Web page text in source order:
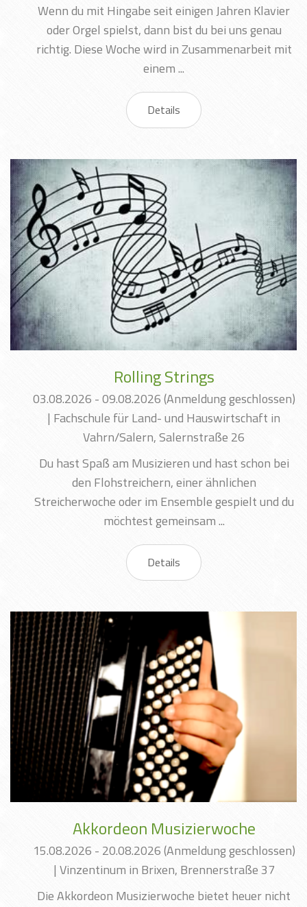
Wenn du mit Hingabe seit einigen Jahren Klavier
oder Orgel spielst, dann bist du bei uns genau
richtig. Diese Woche wird in Zusammenarbeit mit
einem ...
Details
Rolling Strings
03.08.2026 - 09.08.2026(Anmeldung geschlossen)
| Fachschule für Land- und Hauswirtschaft in
Vahrn/Salern, Salernstraße 26
Du hast Spaß am Musizieren und hast schon bei
den Flohstreichern, einer ähnlichen
Streicherwoche oder im Ensemble gespielt und du
möchtest gemeinsam ...
Details
Akkordeon Musizierwoche
15.08.2026 - 20.08.2026(Anmeldung geschlossen)
| Vinzentinum in Brixen, Brennerstraße 37
Die Akkordeon Musizierwoche bietet heuer nicht